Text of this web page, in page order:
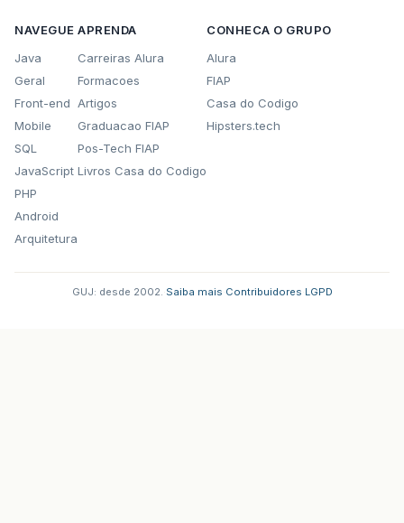
NAVEGUE
Java
Geral
Front-end
Mobile
SQL
JavaScript
PHP
Android
Arquitetura
APRENDA
Carreiras Alura
Formacoes
Artigos
Graduacao FIAP
Pos-Tech FIAP
Livros Casa do Codigo
CONHECA O GRUPO
Alura
FIAP
Casa do Codigo
Hipsters.tech
GUJ: desde 2002. Saiba mais Contribuidores LGPD